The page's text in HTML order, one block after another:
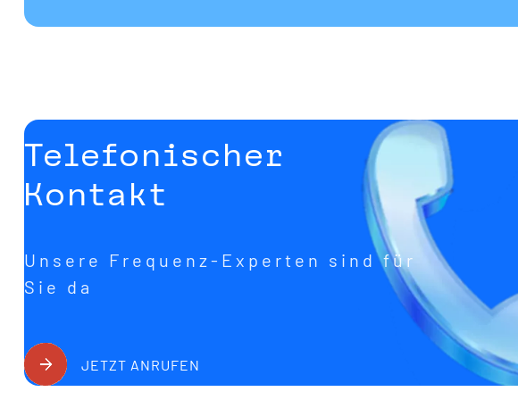
Telefonischer
Kontakt
Unsere Frequenz-Experten sind für
Sie da
JETZT ANRUFEN